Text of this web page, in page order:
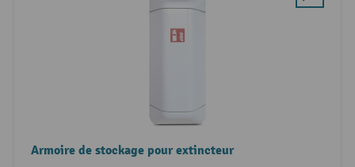
Armoire de stockage pour extincteur